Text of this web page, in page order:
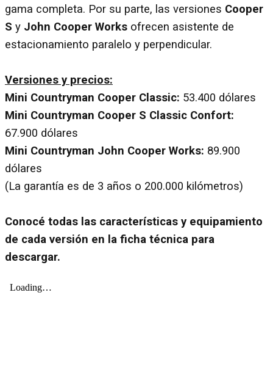
gama completa. Por su parte, las versiones Cooper
S y John Cooper Works ofrecen asistente de
estacionamiento paralelo y perpendicular.
Versiones y precios:
Mini Countryman Cooper Classic: 53.400 dólares
Mini Countryman Cooper S Classic Confort:
67.900 dólares
Mini Countryman John Cooper Works: 89.900
dólares
(La garantía es de 3 años o 200.000 kilómetros)
Conocé todas las características y equipamiento
de cada versión en la ficha técnica para
descargar.